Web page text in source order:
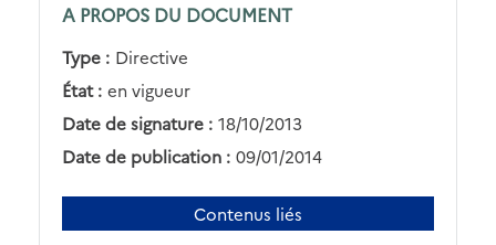
A PROPOS DU DOCUMENT
Type : Directive
État : en vigueur
Date de signature : 18/10/2013
Date de publication : 09/01/2014
Contenus liés